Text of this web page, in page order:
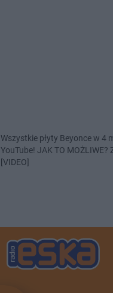
Wszystkie płyty Beyonce w 4
YouTube! JAK TO MOŻLIWE?
[VIDEO]